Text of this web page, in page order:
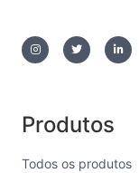
Produtos
Todos os produtos